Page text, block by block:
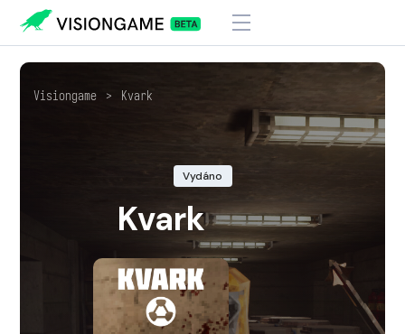
Visiongame > Kvark
Vydáno
Kvark